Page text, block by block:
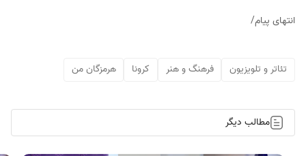
انتهای پیام/
تئاتر و تلویزیون فرهنگ و هنر کرونا هرمزگان من
مطالب دیگر